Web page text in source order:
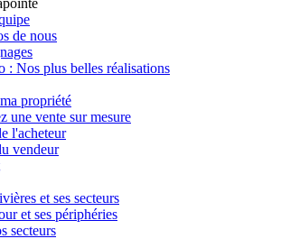
de nous
: Nos plus belles réalisations
propriété
une vente sur mesure
l'acheteur
vendeur
et ses secteurs
et ses périphéries
secteurs